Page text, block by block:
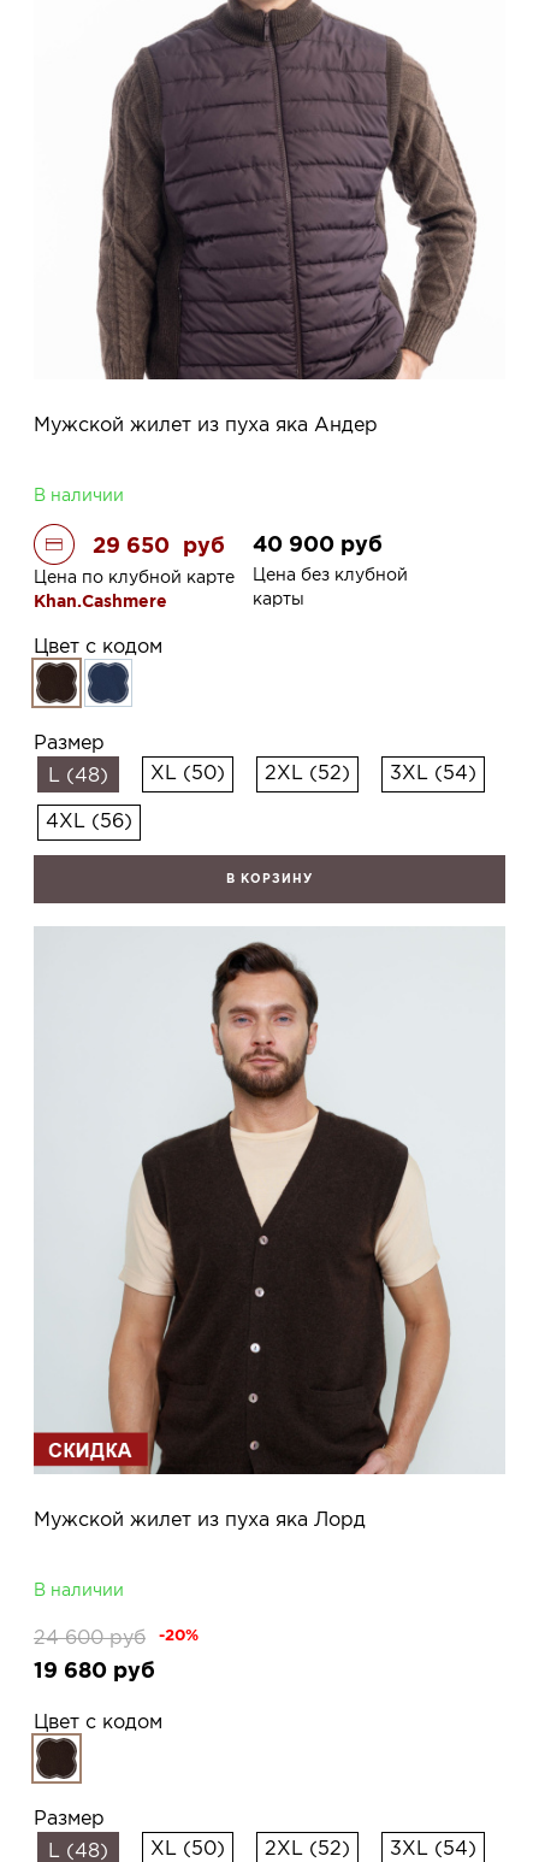
Мужской жилет из пуха яка Андер
В наличии
29 650 руб
Цена по клубной карте
Khan.Cashmere
40 900 руб
Цена без клубной
карты
Цвет с кодом
Размер
L (48)
XL (50) 2XL (52) 3XL (54)
4XL (56)
В КОРЗИНУ
Мужской жилет из пуха яка Лорд
В наличии
24 600 руб -20%
19 680 руб
Цвет с кодом
Размер
L (48)
XL (50) 2XL (52) 3XL (54)